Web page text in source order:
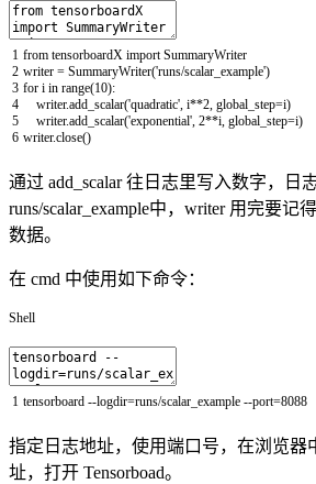
1
2
3
4
5
6
from tensorboardX import SummaryWriter
writer = SummaryWriter('runs/scalar_example')
for i in range(10):
writer.add_scalar('quadratic', i**2, global_step=i)
writer.add_scalar('exponential', 2**i, global_step=i)
writer.close()
通过 add_scalar 往日志里写入数字，日
runs/scalar_example中，writer 用完要记
数据。
在 cmd 中使用如下命令：
Shell
1 tensorboard --logdir=runs/scalar_example --port=8088
指定日志地址，使用端口号，在浏览器
址，打开 Tensorboad。